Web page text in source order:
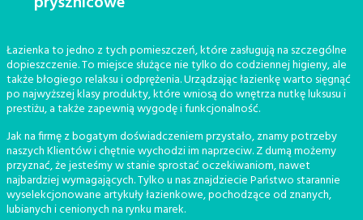
Łazienka to jedno z tych pomieszczeń, które zasługują na szczególne
dopieszczenie. To miejsce służące nie tylko do codziennej higieny, ale
także błogiego relaksu i odprężenia. Urządzając łazienkę warto sięgnąć
po najwyższej klasy produkty, które wniosą do wnętrza nutkę luksusu i
prestiżu, a także zapewnią wygodę i funkcjonalność.
Jak na firmę z bogatym doświadczeniem przystało, znamy potrzeby
naszych Klientów i chętnie wychodzi im naprzeciw. Z dumą możemy
przyznać, że jesteśmy w stanie sprostać oczekiwaniom, nawet
najbardziej wymagających. Tylko u nas znajdziecie Państwo starannie
wyselekcjonowane artykuły łazienkowe, pochodzące od znanych,
lubianych i cenionych na rynku marek.